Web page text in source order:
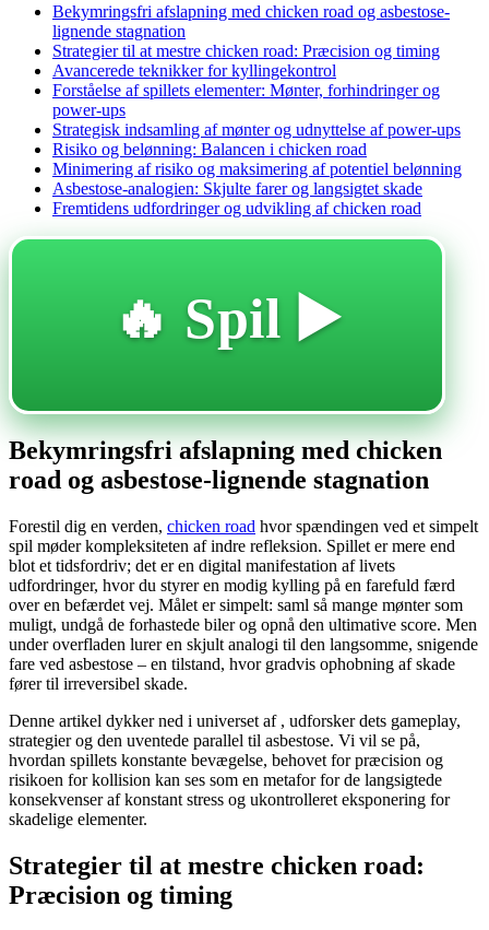
Bekymringsfri afslapning med chicken road og asbestose-
lignende stagnation
Strategier til at mestre chicken road: Præcision og timing
Avancerede teknikker for kyllingekontrol
Forståelse af spillets elementer: Mønter, forhindringer og
power-ups
Strategisk indsamling af mønter og udnyttelse af power-ups
Risiko og belønning: Balancen i chicken road
Minimering af risiko og maksimering af potentiel belønning
Asbestose-analogien: Skjulte farer og langsigtet skade
Fremtidens udfordringer og udvikling af chicken road
🔥 Spil ▶️
Bekymringsfri afslapning med chicken
road og asbestose-lignende stagnation
Forestil dig en verden, chicken road hvor spændingen ved et simpelt
spil møder kompleksiteten af indre refleksion. Spillet er mere end
blot et tidsfordriv; det er en digital manifestation af livets
udfordringer, hvor du styrer en modig kylling på en farefuld færd
over en befærdet vej. Målet er simpelt: saml så mange mønter som
muligt, undgå de forhastede biler og opnå den ultimative score. Men
under overfladen lurer en skjult analogi til den langsomme, snigende
fare ved asbestose – en tilstand, hvor gradvis ophobning af skade
fører til irreversibel skade.
Denne artikel dykker ned i universet af , udforsker dets gameplay,
strategier og den uventede parallel til asbestose. Vi vil se på,
hvordan spillets konstante bevægelse, behovet for præcision og
risikoen for kollision kan ses som en metafor for de langsigtede
konsekvenser af konstant stress og ukontrolleret eksponering for
skadelige elementer.
Strategier til at mestre chicken road:
Præcision og timing